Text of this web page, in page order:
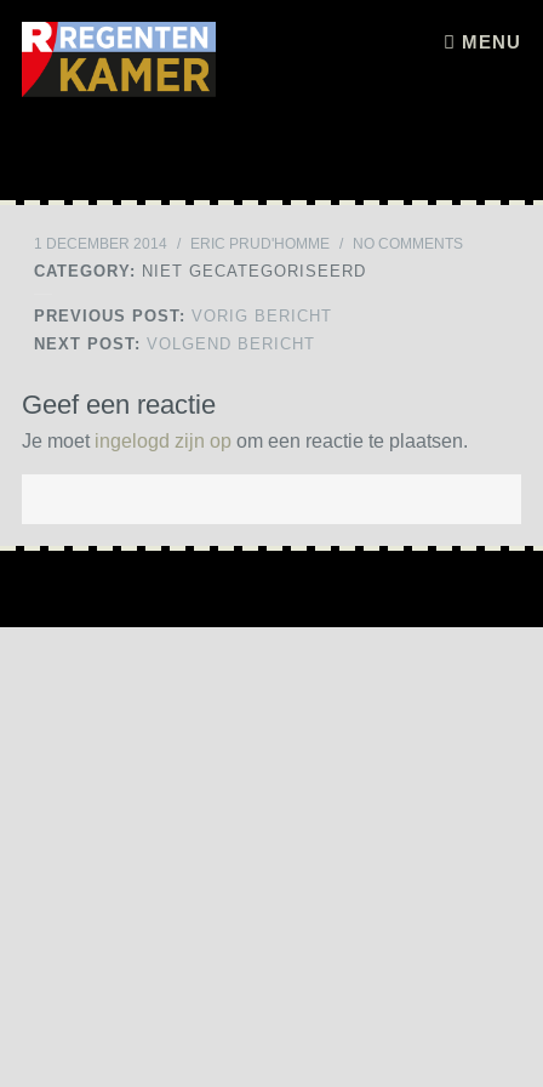
MENU
Skip to content
1 DECEMBER 2014 / ERIC PRUD'HOMME / NO COMMENTS
CATEGORY: NIET GECATEGORISEERD
PREVIOUS POST: VORIG BERICHT
NEXT POST: VOLGEND BERICHT
Geef een reactie
Je moet ingelogd zijn op om een reactie te plaatsen.